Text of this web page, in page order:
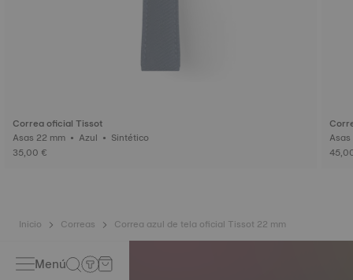
Correa oficial Tissot
Asas 22 mm • Azul • Sintético
35,00 €
Inicio Correas Correa azul de tela oficial Tissot 22 mm
Menú